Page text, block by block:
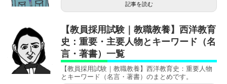
記事を読む
【教員採用試験｜教職教養】西洋教育
史：重要・主要人物とキーワード（名
言・著書）一覧
【教員採用試験｜教職教養】西洋教育史：重要人物
とキーワード（名言・著書）のまとめです。